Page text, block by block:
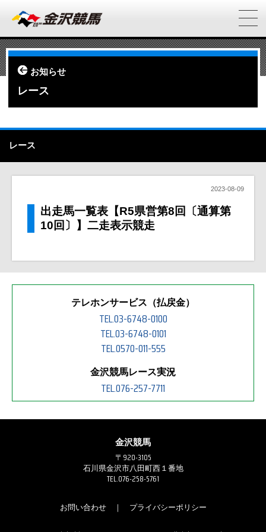
お知らせ
レース
レース
2023-08-09
出走馬一覧表【R5県営第8回〔通算第
10回〕】二走表示競走
テレホンサービス（払戻金）
TEL.03-6748-0100
TEL.03-6748-0101
TEL.0570-011-555
金沢競馬レース実況
TEL.076-257-7711
金沢競馬
〒920-3105
石川県金沢市八田町西１番地
TEL.076-258-5761
お問い合わせ｜ プライバシーポリシー